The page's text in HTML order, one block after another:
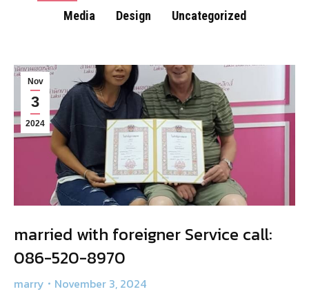
Media
Design Uncategorized
Nov
3
2024
married with foreigner Service call:
086-520-8970
marry November 3, 2024